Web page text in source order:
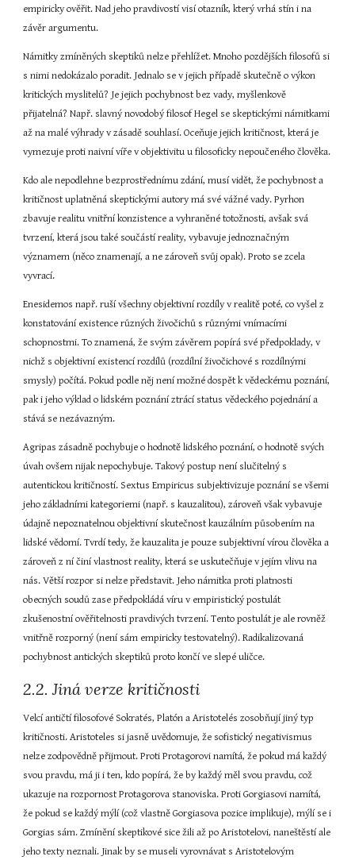
empiricky ověřit. Nad jeho pravdivostí visí otazník, který vrhá stín i na
závěr argumentu.
Námitky zmíněných skeptiků nelze přehlížet. Mnoho pozdějších filosofů si
s nimi nedokázalo poradit. Jednalo se v jejich případě skutečně o výkon
kritických myslitelů? Je jejich pochybnost bez vady, myšlenkově
přijatelná? Např. slavný novodobý filosof Hegel se skeptickými námitkami
až na malé výhrady v zásadě souhlasí. Oceňuje jejich kritičnost, která je
vymezuje proti naivní víře v objektivitu u filosoficky nepoučeného člověka.
Kdo ale nepodlehne bezprostřednímu zdání, musí vidět, že pochybnost a
kritičnost uplatněná skeptickými autory má své vážné vady. Pyrhon
zbavuje realitu vnitřní konzistence a vyhraněné totožnosti, avšak svá
tvrzení, která jsou také součástí reality, vybavuje jednoznačným
významem (něco znamenají, a ne zároveň svůj opak). Proto se zcela
vyvrací.
Enesidemos např. ruší všechny objektivní rozdíly v realitě poté, co vyšel z
konstatování existence různých živočichů s různými vnímacími
schopnostmi. To znamená, že svým závěrem popírá své předpoklady, v
nichž s objektivní existencí rozdílů (rozdílní živočichové s rozdílnými
smysly) počítá. Pokud podle něj není možné dospět k vědeckému poznání,
pak i jeho výklad o lidském poznání ztrácí status vědeckého pojednání a
stává se nezávazným.
Agripas zásadně pochybuje o hodnotě lidského poznání, o hodnotě svých
úvah ovšem nijak nepochybuje. Takový postup není slučitelný s
autentickou kritičností. Sextus Empiricus subjektivizuje poznání se všemi
jeho základními kategoriemi (např. s kauzalitou), zároveň však vybavuje
údajně nepoznatelnou objektivní skutečnost kauzálním působením na
lidské vědomí. Tvrdí tedy, že kauzalita je pouze subjektivní vírou člověka a
zároveň z ní činí vlastnost reality, která se uskutečňuje v jejím vlivu na
nás. Větší rozpor si nelze představit. Jeho námitka proti platnosti
obecných soudů zase předpokládá víru v empiristický postulát
zkušenostní ověřitelnosti pravdivých tvrzení. Tento postulát je ale rovněž
vnitřně rozporný (není sám empiricky testovatelný). Radikalizovaná
pochybnost antických skeptiků proto končí ve slepé uličce.
2.2. Jiná verze kritičnosti
Velcí antičtí filosofové Sokratés, Platón a Aristotelés zosobňují jiný typ
kritičnosti. Aristoteles si jasně uvědomuje, že sofistický negativismus
nelze zodpovědně přijmout. Proti Protagorovi namítá, že pokud má každý
svou pravdu, má ji i ten, kdo popírá, že by každý měl svou pravdu, což
ukazuje na rozpornost Protagorova stanoviska. Proti Gorgiasovi namítá,
že pokud se každý mýlí (což vlastně Gorgiasova pozice implikuje), mýlí se i
Gorgias sám. Zmínění skeptikové sice žili až po Aristotelovi, naneštěstí ale
jeho texty neznali. Jinak by se museli vyrovnávat s Aristotelovým